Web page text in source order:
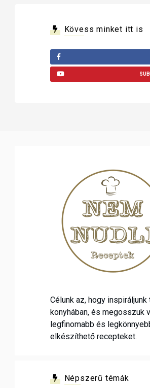
Kövess minket itt is
Célunk az, hogy inspiráljunk
konyhában, és megosszuk
legfinomabb és
elkészíthető recepteket.
Népszerű témák